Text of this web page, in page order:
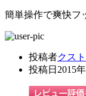
簡単操作で爽快フ
投稿者クスト
投稿日 2015